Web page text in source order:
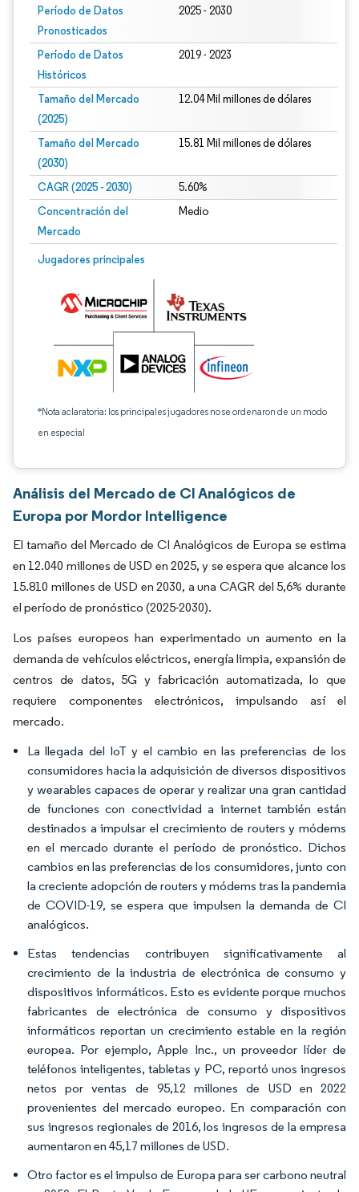
Período de Datos
Pronosticados
2025 - 2030
Período de Datos
Históricos
2019 - 2023
Tamaño del Mercado
(2025)
12.04 Mil millones de dólares
Tamaño del Mercado
(2030)
15.81 Mil millones de dólares
CAGR (2025 - 2030) 5.60%
Concentración del
Mercado
Medio
Jugadores principales
*Nota aclaratoria: los principales jugadores no se ordenaron de un modo
en especial
Análisis del Mercado de CI Analógicos de
Europa por Mordor Intelligence
El tamaño del Mercado de CI Analógicos de Europa se estima
en 12.040 millones de USD en 2025, y se espera que alcance los
15.810 millones de USD en 2030, a una CAGR del 5,6% durante
el período de pronóstico (2025-2030).
Los países europeos han experimentado un aumento en la
demanda de vehículos eléctricos, energía limpia, expansión de
centros de datos, 5G y fabricación automatizada, lo que
requiere componentes electrónicos, impulsando así el
mercado.
La llegada del IoT y el cambio en las preferencias de los
consumidores hacia la adquisición de diversos dispositivos
y wearables capaces de operar y realizar una gran cantidad
de funciones con conectividad a internet también están
destinados a impulsar el crecimiento de routers y módems
en el mercado durante el período de pronóstico. Dichos
cambios en las preferencias de los consumidores, junto con
la creciente adopción de routers y módems tras la pandemia
de COVID-19, se espera que impulsen la demanda de CI
analógicos.
Estas tendencias contribuyen significativamente al
crecimiento de la industria de electrónica de consumo y
dispositivos informáticos. Esto es evidente porque muchos
fabricantes de electrónica de consumo y dispositivos
informáticos reportan un crecimiento estable en la región
europea. Por ejemplo, Apple Inc., un proveedor líder de
teléfonos inteligentes, tabletas y PC, reportó unos ingresos
netos por ventas de 95,12 millones de USD en 2022
provenientes del mercado europeo. En comparación con
sus ingresos regionales de 2016, los ingresos de la empresa
aumentaron en 45,17 millones de USD.
Otro factor es el impulso de Europa para ser carbono neutral